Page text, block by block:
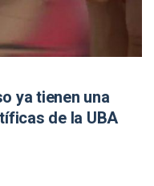
ya tienen una
de la UBA